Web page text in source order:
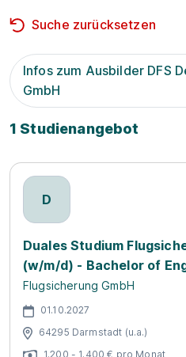
Suche zurücksetzen
Infos zum Ausbilder DFS
GmbH
1 Studienangebot
D
Duales Studium
(w/m/d) - Bachelor of
Flugsicherung GmbH
01.10.2027
64295 Darmstadt (u.a.)
1.200 - 1.400 € pro Monat